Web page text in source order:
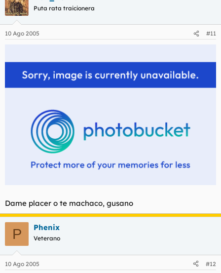
Puta rata traicionera
10 Ago 2005 #11
Dame placer o te machaco, gusano
P Phenix
Veterano
10 Ago 2005 #12